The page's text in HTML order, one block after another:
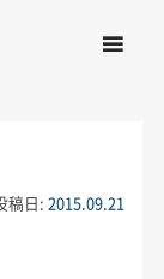
ー
ツへ移動
稿日:2015.09.21